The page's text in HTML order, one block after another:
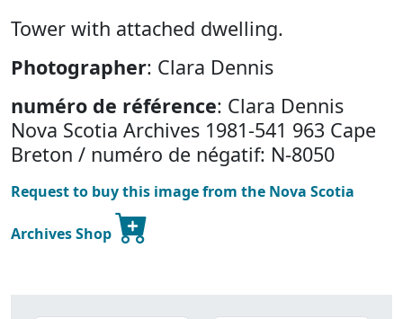
Tower with attached dwelling.
Photographer: Clara Dennis
numéro de référence: Clara Dennis
Nova Scotia Archives 1981-541 963 Cape
Breton / numéro de négatif: N-8050
Request to buy this image from the Nova Scotia
Archives Shop